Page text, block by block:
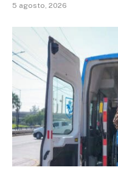
5 agosto, 2026